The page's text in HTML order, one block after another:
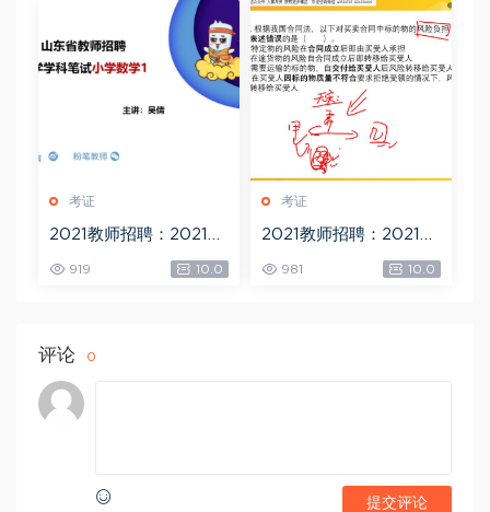
考证
2021教师招聘：2021年
盘下载(11.59G)
919 10.0
考证
2021教师招聘：2021超
载(184.69G)
981 10.0
评论 0
提交评论